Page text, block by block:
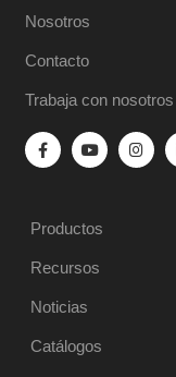
Nosotros
Contacto
Trabaja con nosotros
Productos
Recursos
Noticias
Catálogos